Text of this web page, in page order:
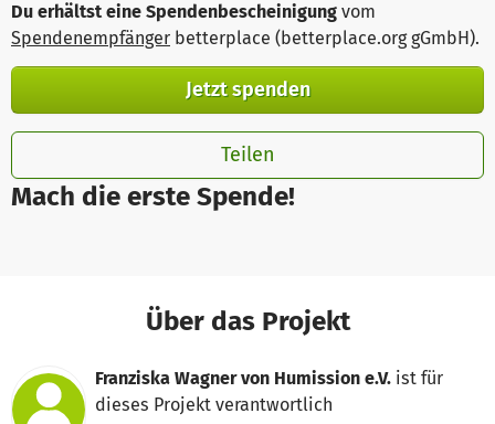
Mach die erste Spende!
Du erhältst eine Spendenbescheinigung vom
Spendenempfänger betterplace (betterplace.org gGmbH).
Jetzt spenden
Teilen
Über das Projekt
Franziska Wagner von Humission e.V. ist für
dieses Projekt verantwortlich